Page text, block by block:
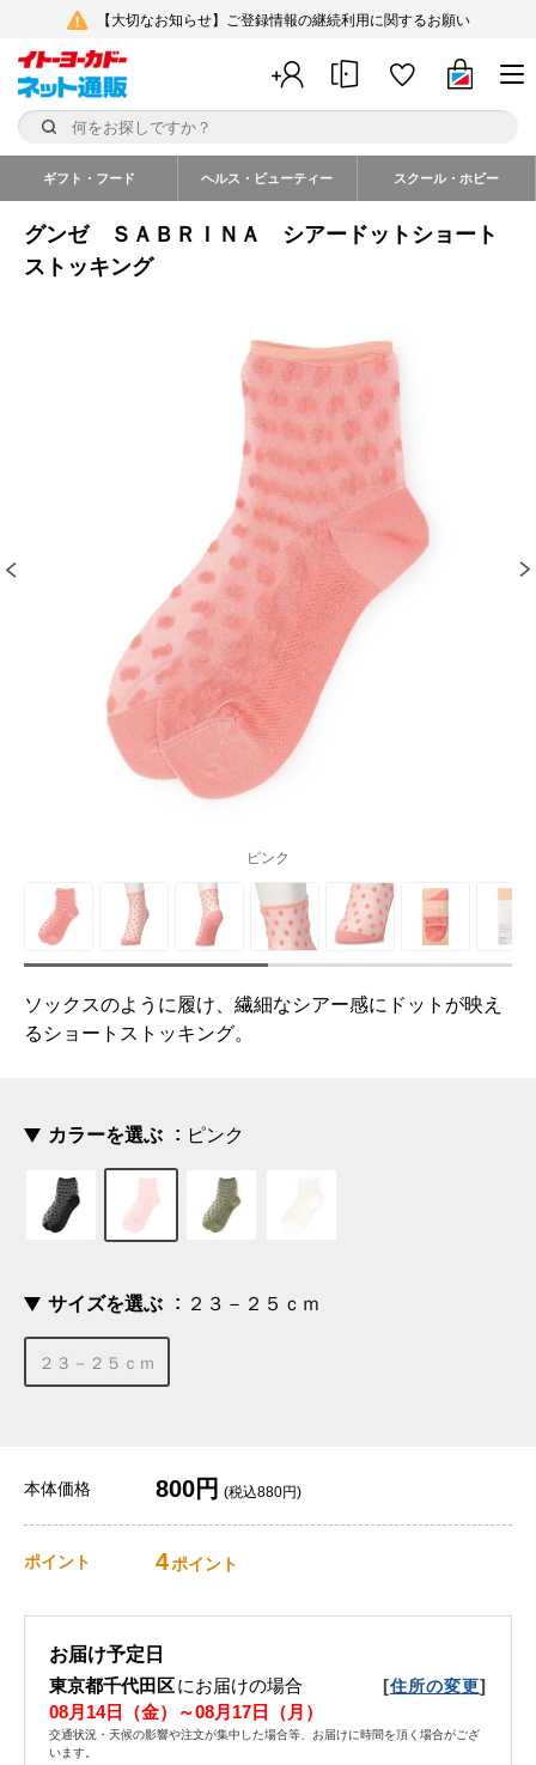
【大切なお知らせ】ご登録情報の継続利用に関するお願い
ギフト・フード ヘルス・ビューティー スクール・ホビー
グンゼ ＳＡＢＲＩＮＡ シアードットショート
ストッキング
ピンク
ソックスのように履け、繊細なシアー感にドットが映え
るショートストッキング。
カラーを選ぶ ピンク
サイズを選ぶ ２３－２５ｃｍ
２３－２５ｃｍ
本体価格 800円 (税込880円)
ポイント 4ポイント
お届け予定日
東京都千代田区にお届けの場合 [住所の変更]
08月14日（金）～08月17日（月）
交通状況・天候の影響や注文が集中した場合等、お届けに時間を頂く場合がござ
います。